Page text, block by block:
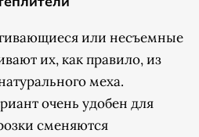
или несъемные
их, как правило, из
меха.
очень удобен для
сменяются